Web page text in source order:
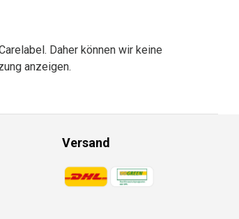
Daher können wir keine
anzeigen.
Versand
Zahlungsmethoden